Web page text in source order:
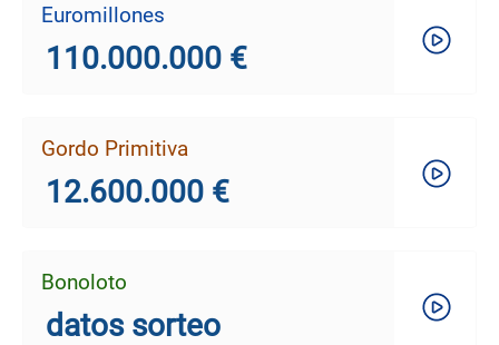
Euromillones
110.000.000 €
Gordo Primitiva
12.600.000 €
Bonoloto
datos sorteo